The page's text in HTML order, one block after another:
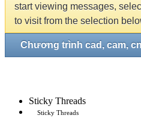
start viewing messages,
to visit from the selection
Chương trình cad, cam,
Sticky Threads
Sticky Threads